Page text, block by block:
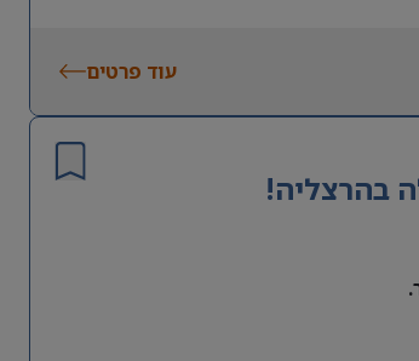
עוד פרטים
בהרצליה!